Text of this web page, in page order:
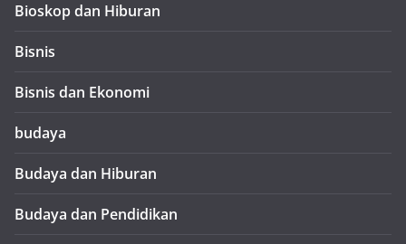
Bioskop dan Hiburan
Bisnis
Bisnis dan Ekonomi
budaya
Budaya dan Hiburan
Budaya dan Pendidikan